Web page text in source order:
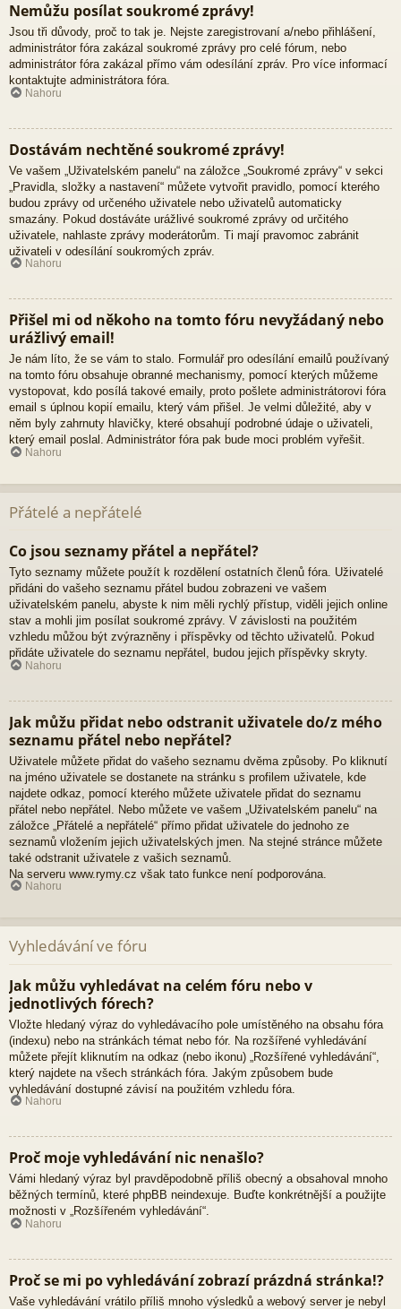
Nemůžu posílat soukromé zprávy!
Jsou tři důvody, proč to tak je. Nejste zaregistrovaní a/nebo přihlášení,
administrátor fóra zakázal soukromé zprávy pro celé fórum, nebo
administrátor fóra zakázal přímo vám odesílání zpráv. Pro více informací
kontaktujte administrátora fóra.
Nahoru
Dostávám nechtěné soukromé zprávy!
Ve vašem „Uživatelském panelu“ na záložce „Soukromé zprávy“ v sekci
„Pravidla, složky a nastavení“ můžete vytvořit pravidlo, pomocí kterého
budou zprávy od určeného uživatele nebo uživatelů automaticky
smazány. Pokud dostáváte urážlivé soukromé zprávy od určitého
uživatele, nahlaste zprávy moderátorům. Ti mají pravomoc zabránit
uživateli v odesílání soukromých zpráv.
Nahoru
Přišel mi od někoho na tomto fóru nevyžádaný nebo
urážlivý email!
Je nám líto, že se vám to stalo. Formulář pro odesílání emailů používaný
na tomto fóru obsahuje obranné mechanismy, pomocí kterých můžeme
vystopovat, kdo posílá takové emaily, proto pošlete administrátorovi fóra
email s úplnou kopií emailu, který vám přišel. Je velmi důležité, aby v
něm byly zahrnuty hlavičky, které obsahují podrobné údaje o uživateli,
který email poslal. Administrátor fóra pak bude moci problém vyřešit.
Nahoru
Přátelé a nepřátelé
Co jsou seznamy přátel a nepřátel?
Tyto seznamy můžete použít k rozdělení ostatních členů fóra. Uživatelé
přidáni do vašeho seznamu přátel budou zobrazeni ve vašem
uživatelském panelu, abyste k nim měli rychlý přístup, viděli jejich online
stav a mohli jim posílat soukromé zprávy. V závislosti na použitém
vzhledu můžou být zvýrazněny i příspěvky od těchto uživatelů. Pokud
přidáte uživatele do seznamu nepřátel, budou jejich příspěvky skryty.
Nahoru
Jak můžu přidat nebo odstranit uživatele do/z mého
seznamu přátel nebo nepřátel?
Uživatele můžete přidat do vašeho seznamu dvěma způsoby. Po kliknutí
na jméno uživatele se dostanete na stránku s profilem uživatele, kde
najdete odkaz, pomocí kterého můžete uživatele přidat do seznamu
přátel nebo nepřátel. Nebo můžete ve vašem „Uživatelském panelu“ na
záložce „Přátelé a nepřátelé“ přímo přidat uživatele do jednoho ze
seznamů vložením jejich uživatelských jmen. Na stejné stránce můžete
také odstranit uživatele z vašich seznamů.
Na serveru www.rymy.cz však tato funkce není podporována.
Nahoru
Vyhledávání ve fóru
Jak můžu vyhledávat na celém fóru nebo v
jednotlivých fórech?
Vložte hledaný výraz do vyhledávacího pole umístěného na obsahu fóra
(indexu) nebo na stránkách témat nebo fór. Na rozšířené vyhledávání
můžete přejít kliknutím na odkaz (nebo ikonu) „Rozšířené vyhledávání“,
který najdete na všech stránkách fóra. Jakým způsobem bude
vyhledávání dostupné závisí na použitém vzhledu fóra.
Nahoru
Proč moje vyhledávání nic nenašlo?
Vámi hledaný výraz byl pravděpodobně příliš obecný a obsahoval mnoho
běžných termínů, které phpBB neindexuje. Buďte konkrétnější a použijte
možnosti v „Rozšířeném vyhledávání“.
Nahoru
Proč se mi po vyhledávání zobrazí prázdná stránka!?
Vaše vyhledávání vrátilo příliš mnoho výsledků a webový server je nebyl